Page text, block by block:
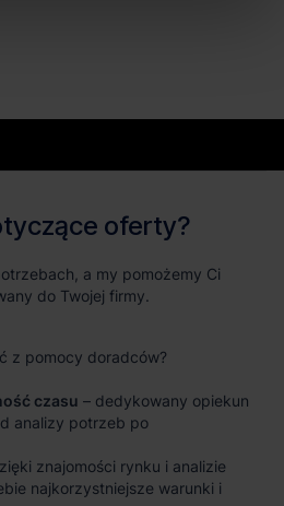
oferty?
a my pomożemy Ci
do Twojej firmy.
z pomocy doradców?
czasu – dedykowany opiekun
analizy potrzeb po
znajomości rynku i analizie
najkorzystniejsze warunki i